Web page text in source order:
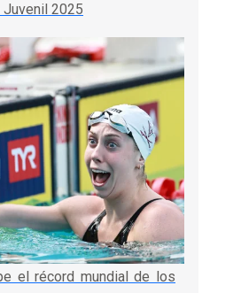
Juvenil 2025
el récord mundial de los